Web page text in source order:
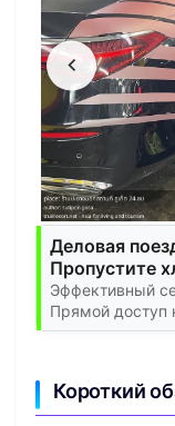
Деловая
Пропустите
Эффективный
Прямой доступ
Короткий